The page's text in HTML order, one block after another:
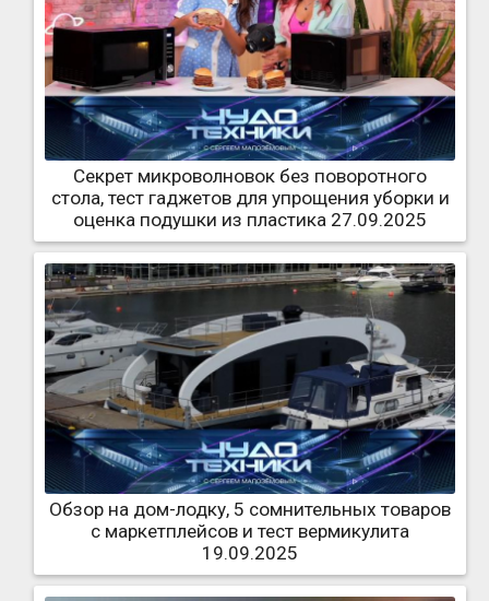
Секрет микроволновок без поворотного
стола, тест гаджетов для упрощения уборки и
оценка подушки из пластика 27.09.2025
Обзор на дом-лодку, 5 сомнительных товаров
с маркетплейсов и тест вермикулита
19.09.2025